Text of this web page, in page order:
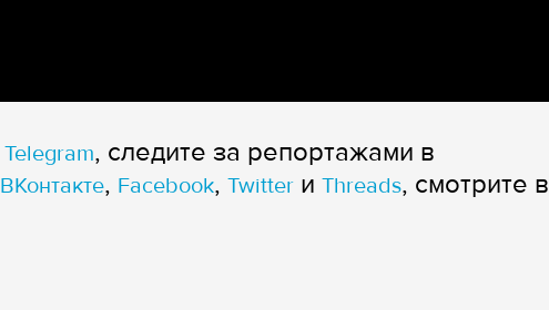
Telegram, следите за репортажами в
ВКонтакте, Facebook, Twitter и Threads, смотрите в